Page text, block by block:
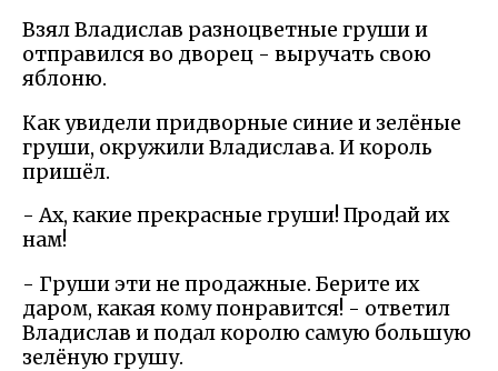
Взял Владислав разноцветные груши и
отправился во дворец - выручать свою
яблоню.
Как увидели придворные синие и зелёные
груши, окружили Владислава. И король
пришёл.
- Ах, какие прекрасные груши! Продай их
нам!
- Груши эти не продажные. Берите их
даром, какая кому понравится! - ответил
Владислав и подал королю самую большую
зелёную грушу.